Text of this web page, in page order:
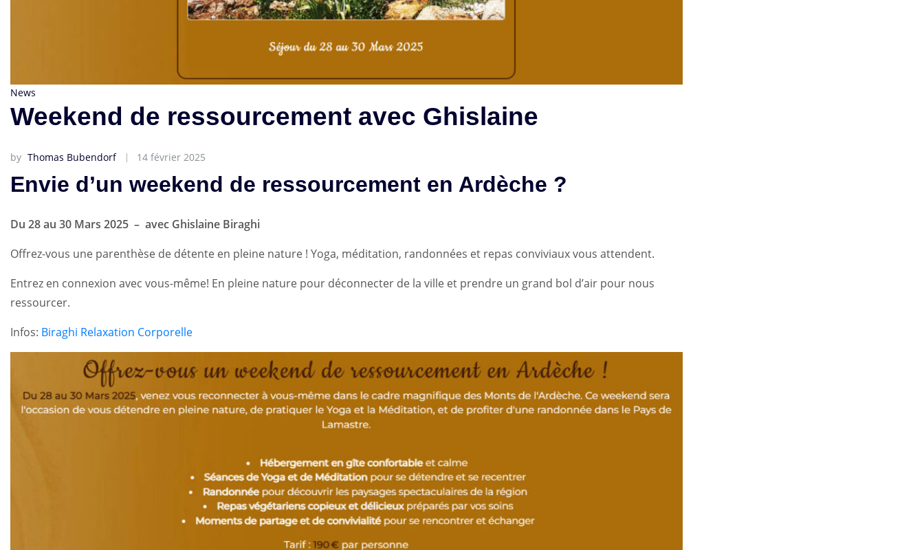
News
Weekend de ressourcement avec Ghislaine
by Thomas Bubendorf 14 février 2025
Envie d’un weekend de ressourcement en Ardèche ?
Du 28 au 30 Mars 2025 – avec Ghislaine Biraghi
Offrez-vous une parenthèse de détente en pleine nature ! Yoga, méditation, randonnées et repas conviviaux vous attendent.
Entrez en connexion avec vous-même! En pleine nature pour déconnecter de la ville et prendre un grand bol d’air pour nous
ressourcer.
Infos: Biraghi Relaxation Corporelle